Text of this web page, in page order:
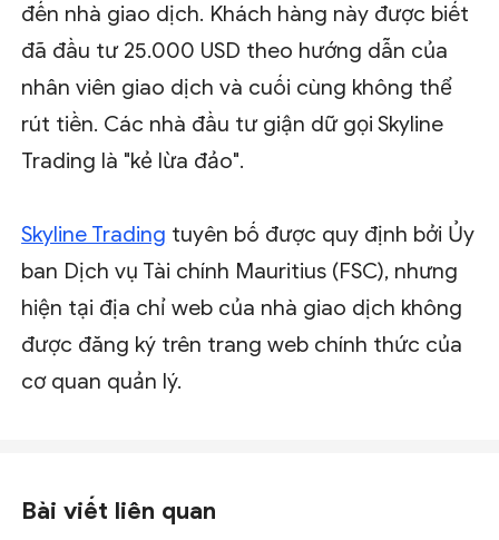
đến nhà giao dịch. Khách hàng này được biết
đã đầu tư 25.000 USD theo hướng dẫn của
nhân viên giao dịch và cuối cùng không thể
rút tiền. Các nhà đầu tư giận dữ gọi Skyline
Trading là "kẻ lừa đảo".
Skyline Trading tuyên bố được quy định bởi Ủy
ban Dịch vụ Tài chính Mauritius (FSC), nhưng
hiện tại địa chỉ web của nhà giao dịch không
được đăng ký trên trang web chính thức của
cơ quan quản lý.
Bài viết liên quan